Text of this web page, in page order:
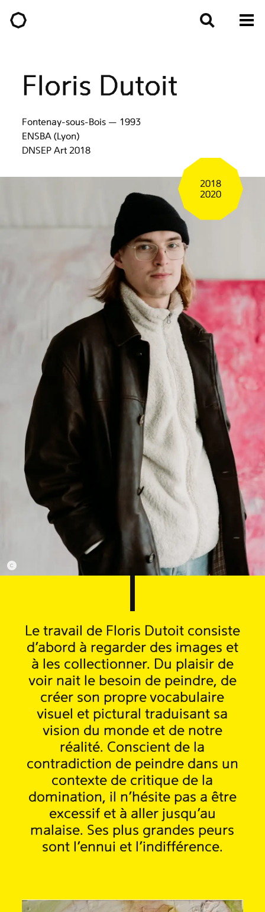
Floris Dutoit
2018
2020
Fontenay-sous-Bois — 1993
ENSBA (Lyon)
DNSEP Art 2018
Le travail de Floris Dutoit consiste
d’abord à regarder des images et
à les collectionner. Du plaisir de
voir nait le besoin de peindre, de
créer son propre vocabulaire
visuel et pictural traduisant sa
vision du monde et de notre
réalité. Conscient de la
contradiction de peindre dans un
contexte de critique de la
domination, il n’hésite pas a être
excessif et à aller jusqu’au
malaise. Ses plus grandes peurs
sont l'ennui et l'indifférence.